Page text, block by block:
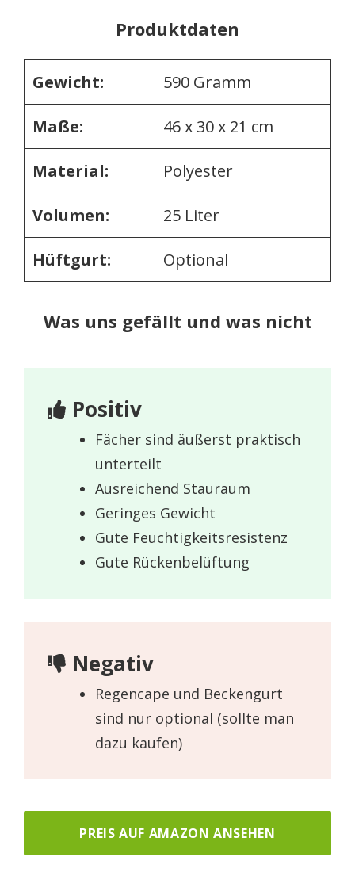
Produktdaten
Gewicht: 590 Gramm
Maße: 46 x 30 x 21 cm
Material: Polyester
Volumen: 25 Liter
Hüftgurt: Optional
Was uns gefällt und was nicht
Positiv
Fächer sind äußerst praktisch
unterteilt
Ausreichend Stauraum
Geringes Gewicht
Gute Feuchtigkeitsresistenz
Gute Rückenbelüftung
Negativ
Regencape und Beckengurt
sind nur optional (sollte man
dazu kaufen)
PREIS AUF AMAZON ANSEHEN